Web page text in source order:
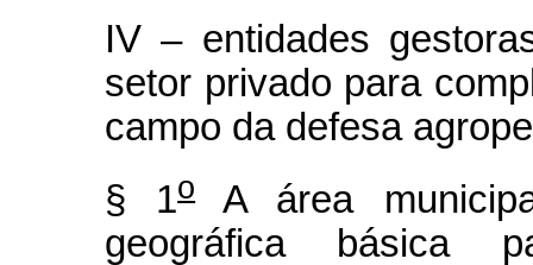
IV – entidades
setor privado para
campo da defesa
§ 1oA área
geográfica básica